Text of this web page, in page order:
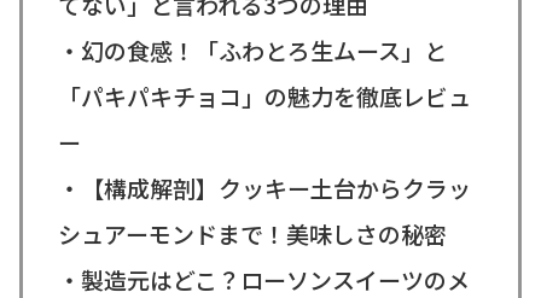
・幻の食感！「ふわとろ生ムース」と
「パキパキチョコ」の魅力を徹底レビュ
ー
・【構成解剖】クッキー土台からクラッ
シュアーモンドまで！美味しさの秘密
・製造元はどこ？ローソンスイーツのメ